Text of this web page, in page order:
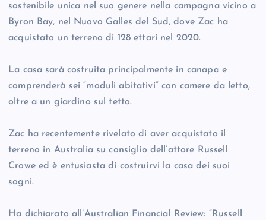
sostenibile unica nel suo genere nella campagna vicino a
Byron Bay, nel Nuovo Galles del Sud, dove Zac ha
acquistato un terreno di 128 ettari nel 2020.
La casa sarà costruita principalmente in canapa e
comprenderà sei “moduli abitativi” con camere da letto,
oltre a un giardino sul tetto.
Zac ha recentemente rivelato di aver acquistato il
terreno in Australia su consiglio dell’attore Russell
Crowe ed è entusiasta di costruirvi la casa dei suoi
sogni.
Ha dichiarato all’Australian Financial Review: “Russell